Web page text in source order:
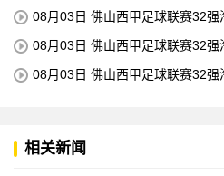
08月03日 佛山西甲足球联赛32强
08月03日 佛山西甲足球联赛32强
08月03日 佛山西甲足球联赛32强
相关新闻